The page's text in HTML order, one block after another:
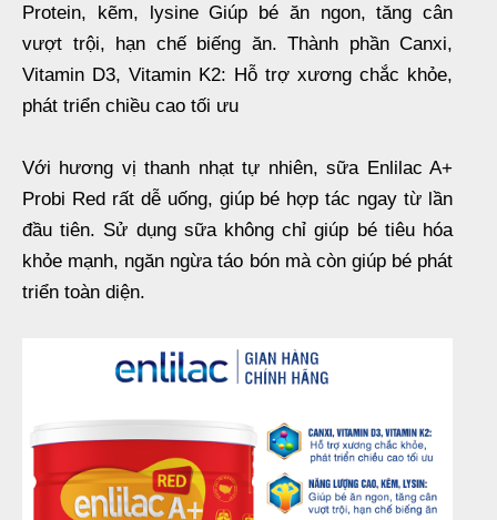
Protein, kẽm, lysine Giúp bé ăn ngon, tăng cân
vượt trội, hạn chế biếng ăn. Thành phần Canxi,
Vitamin D3, Vitamin K2: Hỗ trợ xương chắc khỏe,
phát triển chiều cao tối ưu
Với hương vị thanh nhạt tự nhiên, sữa Enlilac A+
Probi Red rất dễ uống, giúp bé hợp tác ngay từ lần
đầu tiên. Sử dụng sữa không chỉ giúp bé tiêu hóa
khỏe mạnh, ngăn ngừa táo bón mà còn giúp bé phát
triển toàn diện.